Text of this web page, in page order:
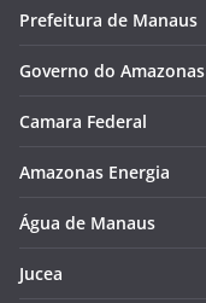
Prefeitura de Manaus
Governo do Amazonas
Camara Federal
Amazonas Energia
Água de Manaus
Jucea